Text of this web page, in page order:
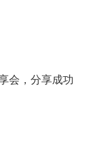
会，分享成功